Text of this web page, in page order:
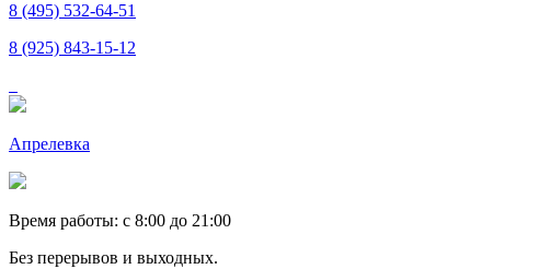
8 (495) 532-64-51
8 (925) 843-15-12
Апрелевка
Время работы: c 8:00 до 21:00
Без перерывов и выходных.